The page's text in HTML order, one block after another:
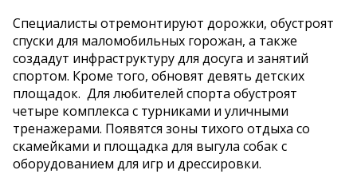
Специалисты отремонтируют дорожки, обустроят
спуски для маломобильных горожан, а также
создадут инфраструктуру для досуга и занятий
спортом. Кроме того, обновят девять детских
площадок. Для любителей спорта обустроят
четыре комплекса с турниками и уличными
тренажерами. Появятся зоны тихого отдыха со
скамейками и площадка для выгула собак с
оборудованием для игр и дрессировки.